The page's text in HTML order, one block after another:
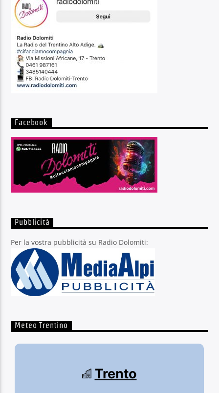
Facebook
Pubblicità
Per la vostra pubblicità su Radio Dolomiti:
Meteo Trentino